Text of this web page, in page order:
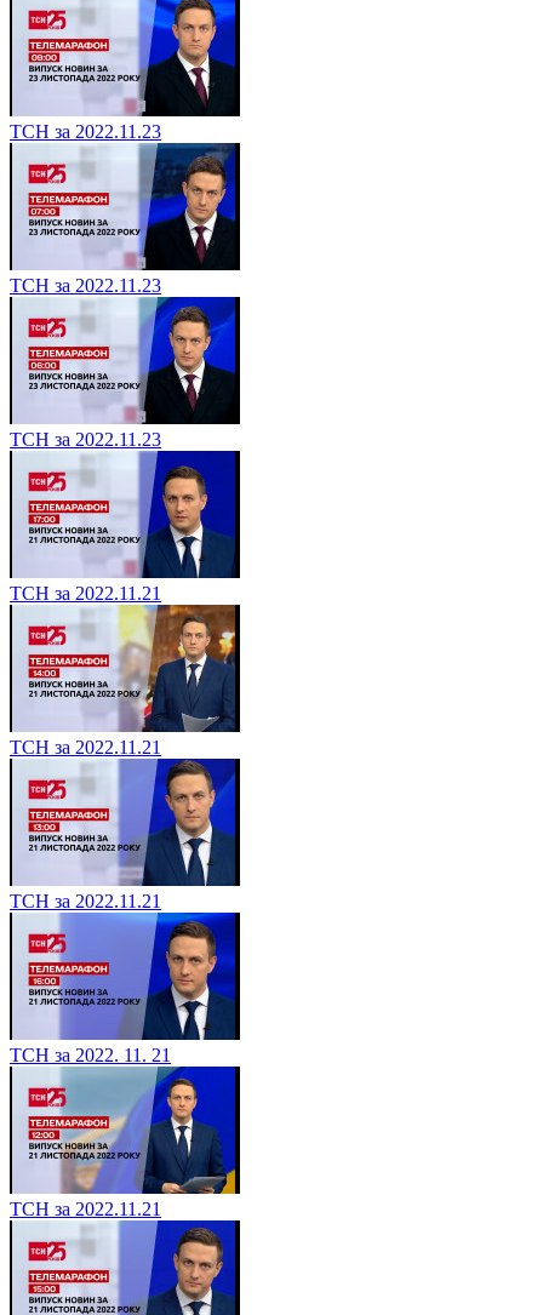
ТСН за 2022.11.23
ТСН за 2022.11.23
ТСН за 2022.11.23
ТСН за 2022.11.21
ТСН за 2022.11.21
ТСН за 2022.11.21
ТСН за 2022. 11. 21
ТСН за 2022.11.21